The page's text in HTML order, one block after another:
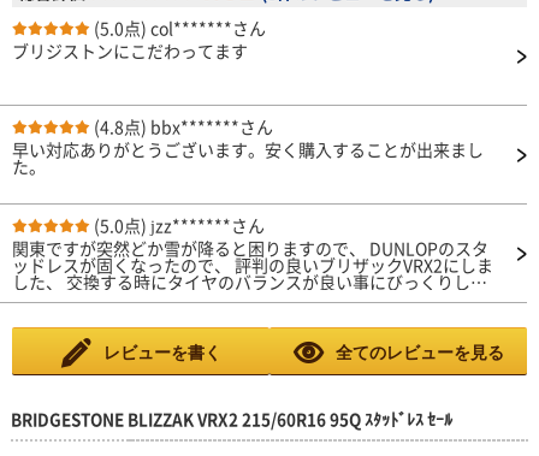
(5.0点) col*******さん
ブリジストンにこだわってます
(4.8点) bbx*******さん
早い対応ありがとうございます。安く購入することが出来まし
た。
(5.0点) jzz*******さん
関東ですが突然どか雪が降ると困りますので、 DUNLOPのスタ
ッドレスが固くなったので、 評判の良いブリザックVRX2にしま
した、 交換する時にタイヤのバランスが良い事にびっくりしま
した。 乾いた道路を走っても直進安定も良くロードノイズも静
た。 さすがBRIDGESTONEタイヤだと思いました✨ 妻の車は夏タ
イヤもBRIDGESTONEのタイヤですが やはり良いですね。少し高
くても安全に走れるのが 良いと思いますし疲れないのが凄く良
いです。 氷上やライフはまだ分かりませんが ３年後にまた購入
めて またBRIDGESTONEのポテンザシリーズを履きたいなと思い
ました。
レビューを書く 全てのレビューを見る
BRIDGESTONE BLIZZAK VRX2 215/60R16 95Q ｽﾀｯﾄﾞﾚｽ ｾｰﾙ